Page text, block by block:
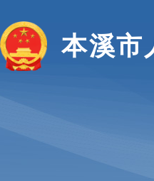
本溪市